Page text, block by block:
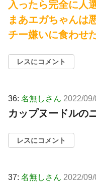
入ったら完全に人
まあエガちゃんは
チー嫌いに食わせ
レスにコメント
36: 名無しさん 2022/
カップヌードルの
レスにコメント
37: 名無しさん 2022/